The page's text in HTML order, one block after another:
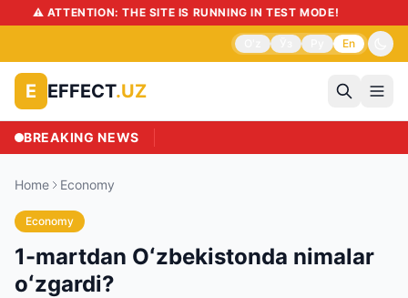
⚠️ ATTENTION: THE SITE IS RUNNING IN TEST MODE!
En
E EFFECT.UZ
BREAKING NEWS
Home Economy
Economy
1-martdan Oʻzbekistonda nimalar
oʻzgardi?